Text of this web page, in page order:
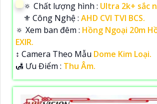
🔅 Chất lượng hình : Ultra 2k+ sắc
⚜️ Công Nghệ : AHD CVI TVI BCS.
🔅 Xem ban đêm : Hồng Ngoại 20m
EXIR.
↕️ Camera Theo Mẫu Dome Kim Loại.
️🛃 Ưu Điểm : Thu Âm.